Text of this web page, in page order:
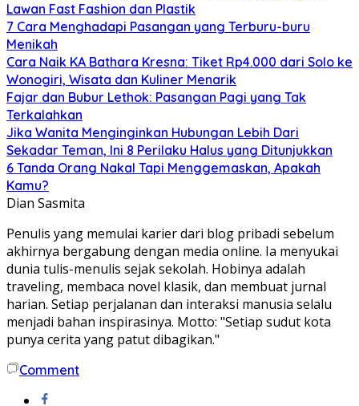
Lawan Fast Fashion dan Plastik
7 Cara Menghadapi Pasangan yang Terburu-buru
Menikah
Cara Naik KA Bathara Kresna: Tiket Rp4.000 dari Solo ke
Wonogiri, Wisata dan Kuliner Menarik
Fajar dan Bubur Lethok: Pasangan Pagi yang Tak
Terkalahkan
Jika Wanita Menginginkan Hubungan Lebih Dari
Sekadar Teman, Ini 8 Perilaku Halus yang Ditunjukkan
6 Tanda Orang Nakal Tapi Menggemaskan, Apakah
Kamu?
Dian Sasmita
Penulis yang memulai karier dari blog pribadi sebelum
akhirnya bergabung dengan media online. Ia menyukai
dunia tulis-menulis sejak sekolah. Hobinya adalah
traveling, membaca novel klasik, dan membuat jurnal
harian. Setiap perjalanan dan interaksi manusia selalu
menjadi bahan inspirasinya. Motto: "Setiap sudut kota
punya cerita yang patut dibagikan."
Comment